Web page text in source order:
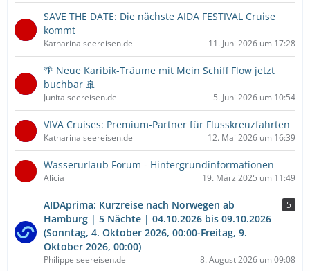
SAVE THE DATE: Die nächste AIDA FESTIVAL Cruise
kommt
Katharina seereisen.de 11. Juni 2026 um 17:28
🌴 Neue Karibik-Träume mit Mein Schiff Flow jetzt
buchbar 🚢
Junita seereisen.de 5. Juni 2026 um 10:54
VIVA Cruises: Premium-Partner für Flusskreuzfahrten
Katharina seereisen.de 12. Mai 2026 um 16:39
Wasserurlaub Forum - Hintergrundinformationen
Alicia 19. März 2025 um 11:49
AIDAprima: Kurzreise nach Norwegen ab
Hamburg | 5 Nächte | 04.10.2026 bis 09.10.2026
(Sonntag, 4. Oktober 2026, 00:00-Freitag, 9.
Oktober 2026, 00:00)
5
Philippe seereisen.de 8. August 2026 um 09:08